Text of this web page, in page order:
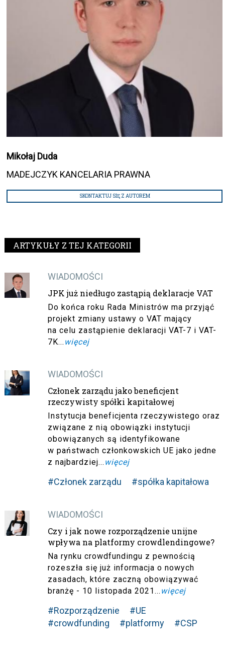
Mikołaj Duda
MADEJCZYK KANCELARIA PRAWNA
SKONTAKTUJ SIĘ Z AUTOREM
ARTYKUŁY Z TEJ KATEGORII
WIADOMOŚCI
JPK już niedługo zastąpią deklaracje VAT
Do końca roku Rada Ministrów ma przyjąć
projekt zmiany ustawy o VAT mający
na celu zastąpienie deklaracji VAT-7 i VAT-
7K... więcej
WIADOMOŚCI
Członek zarządu jako beneficjent
rzeczywisty spółki kapitałowej
Instytucja beneficjenta rzeczywistego oraz
związane z nią obowiązki instytucji
obowiązanych są identyfikowane
w państwach członkowskich UE jako jedne
z najbardziej... więcej
#Członek zarządu #spółka kapitałowa
WIADOMOŚCI
Czy i jak nowe rozporządzenie unijne
wpływa na platformy crowdlendingowe?
Na rynku crowdfundingu z pewnością
rozeszła się już informacja o nowych
zasadach, które zaczną obowiązywać
branżę - 10 listopada 2021... więcej
#Rozporządzenie
#UE
#crowdfunding
#platformy #CSP